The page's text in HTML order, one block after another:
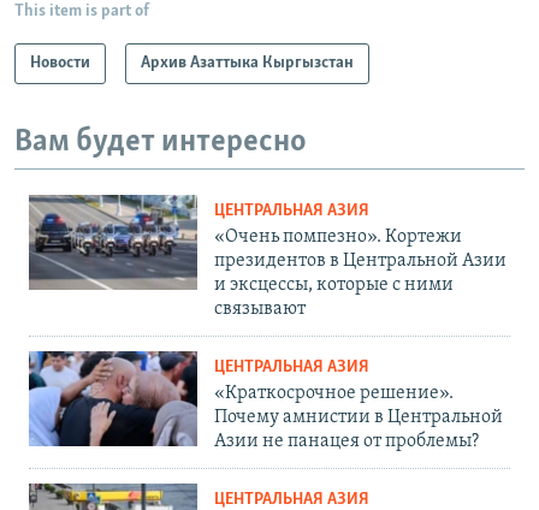
This item is part of
Новости Архив Азаттыка Кыргызстан
Вам будет интересно
ЦЕНТРАЛЬНАЯ АЗИЯ
«Очень помпезно». Кортежи
президентов в Центральной Азии
и эксцессы, которые с ними
связывают
ЦЕНТРАЛЬНАЯ АЗИЯ
«Краткосрочное решение».
Почему амнистии в Центральной
Азии не панацея от проблемы?
ЦЕНТРАЛЬНАЯ АЗИЯ